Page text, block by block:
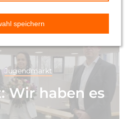
Jugendmarkt
Wir haben es